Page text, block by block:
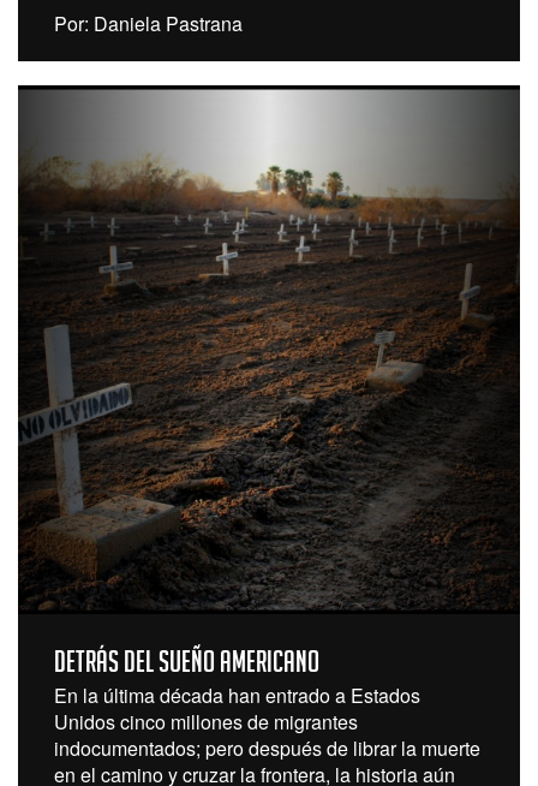
Por: Daniela Pastrana
Detrás del sueño americano
En la última década han entrado a Estados
Unidos cinco millones de migrantes
indocumentados; pero después de librar la muerte
en el camino y cruzar la frontera, la historia aún